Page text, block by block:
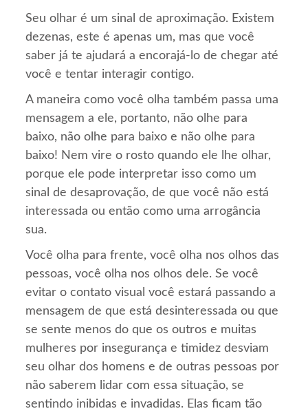
Seu olhar é um sinal de aproximação. Existem
dezenas, este é apenas um, mas que você
saber já te ajudará a encorajá-lo de chegar até
você e tentar interagir contigo.
A maneira como você olha também passa uma
mensagem a ele, portanto, não olhe para
baixo, não olhe para baixo e não olhe para
baixo! Nem vire o rosto quando ele lhe olhar,
porque ele pode interpretar isso como um
sinal de desaprovação, de que você não está
interessada ou então como uma arrogância
sua.
Você olha para frente, você olha nos olhos das
pessoas, você olha nos olhos dele. Se você
evitar o contato visual você estará passando a
mensagem de que está desinteressada ou que
se sente menos do que os outros e muitas
mulheres por insegurança e timidez desviam
seu olhar dos homens e de outras pessoas por
não saberem lidar com essa situação, se
sentindo inibidas e invadidas. Elas ficam tão